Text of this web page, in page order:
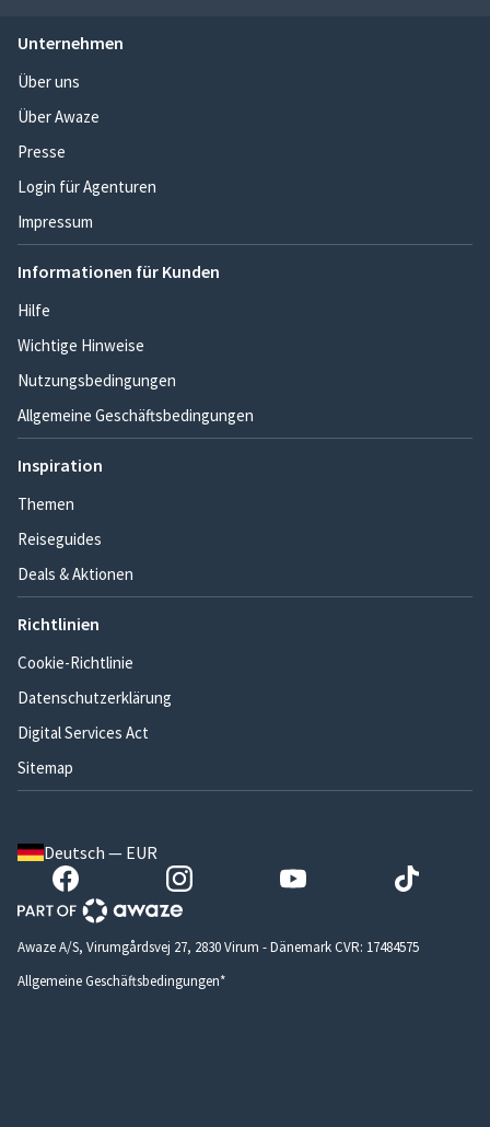
Unternehmen
Über uns
Über Awaze
Presse
Login für Agenturen
Impressum
Informationen für Kunden
Hilfe
Wichtige Hinweise
Nutzungsbedingungen
Allgemeine Geschäftsbedingungen
Inspiration
Themen
Reiseguides
Deals & Aktionen
Richtlinien
Cookie-Richtlinie
Datenschutzerklärung
Digital Services Act
Sitemap
Deutsch — EUR
Awaze A/S, Virumgårdsvej 27, 2830 Virum - Dänemark CVR: 17484575
Allgemeine Geschäftsbedingungen*